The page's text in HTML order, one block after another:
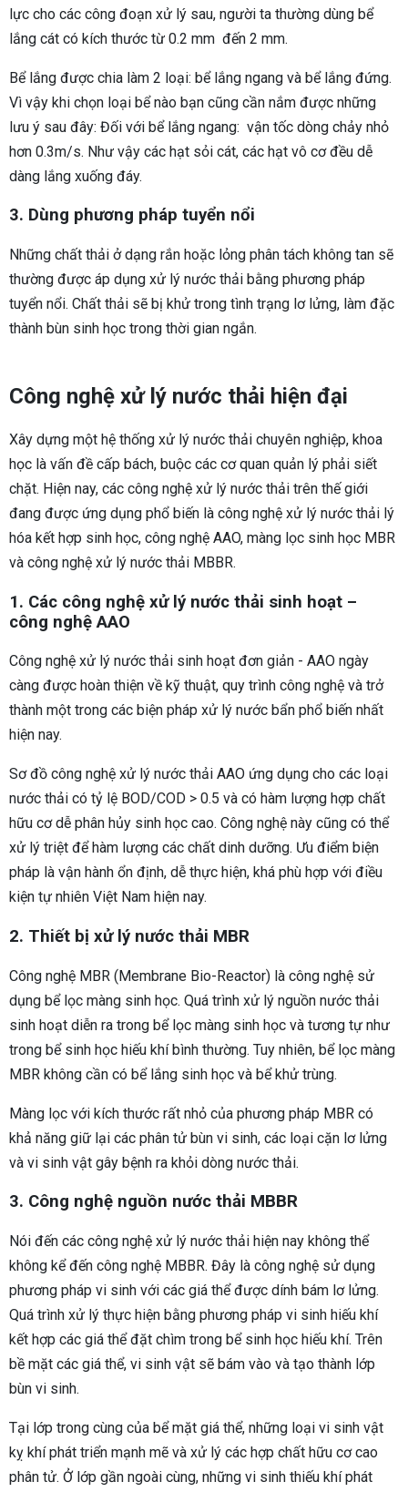
lực cho các công đoạn xử lý sau, người ta thường dùng bể
lắng cát có kích thước từ 0.2 mm đến 2 mm.
Bể lắng được chia làm 2 loại: bể lắng ngang và bể lắng đứng.
Vì vậy khi chọn loại bể nào bạn cũng cần nắm được những
lưu ý sau đây: Đối với bể lắng ngang: vận tốc dòng chảy nhỏ
hơn 0.3m/s. Như vậy các hạt sỏi cát, các hạt vô cơ đều dễ
dàng lắng xuống đáy.
3. Dùng phương pháp tuyển nổi
Những chất thải ở dạng rắn hoặc lỏng phân tách không tan sẽ
thường được áp dụng xử lý nước thải bằng phương pháp
tuyển nổi. Chất thải sẽ bị khử trong tình trạng lơ lửng, làm đặc
thành bùn sinh học trong thời gian ngắn.
Công nghệ xử lý nước thải hiện đại
Xây dựng một hệ thống xử lý nước thải chuyên nghiệp, khoa
học là vấn đề cấp bách, buộc các cơ quan quản lý phải siết
chặt. Hiện nay, các công nghệ xử lý nước thải trên thế giới
đang được ứng dụng phổ biến là công nghệ xử lý nước thải lý
hóa kết hợp sinh học, công nghệ AAO, màng lọc sinh học MBR
và công nghệ xử lý nước thải MBBR.
1. Các công nghệ xử lý nước thải sinh hoạt –
công nghệ AAO
Công nghệ xử lý nước thải sinh hoạt đơn giản - AAO ngày
càng được hoàn thiện về kỹ thuật, quy trình công nghệ và trở
thành một trong các biện pháp xử lý nước bẩn phổ biến nhất
hiện nay.
Sơ đồ công nghệ xử lý nước thải AAO ứng dụng cho các loại
nước thải có tỷ lệ BOD/COD > 0.5 và có hàm lượng hợp chất
hữu cơ dễ phân hủy sinh học cao. Công nghệ này cũng có thể
xử lý triệt để hàm lượng các chất dinh dưỡng. Ưu điểm biện
pháp là vận hành ổn định, dễ thực hiện, khá phù hợp với điều
kiện tự nhiên Việt Nam hiện nay.
2. Thiết bị xử lý nước thải MBR
Công nghệ MBR (Membrane Bio-Reactor) là công nghệ sử
dụng bể lọc màng sinh học. Quá trình xử lý nguồn nước thải
sinh hoạt diễn ra trong bể lọc màng sinh học và tương tự như
trong bể sinh học hiếu khí bình thường. Tuy nhiên, bể lọc màng
MBR không cần có bể lắng sinh học và bể khử trùng.
Màng lọc với kích thước rất nhỏ của phương pháp MBR có
khả năng giữ lại các phân tử bùn vi sinh, các loại cặn lơ lửng
và vi sinh vật gây bệnh ra khỏi dòng nước thải.
3. Công nghệ nguồn nước thải MBBR
Nói đến các công nghệ xử lý nước thải hiện nay không thể
không kể đến công nghệ MBBR. Đây là công nghệ sử dụng
phương pháp vi sinh với các giá thể được dính bám lơ lửng.
Quá trình xử lý thực hiện bằng phương pháp vi sinh hiếu khí
kết hợp các giá thể đặt chìm trong bể sinh học hiếu khí. Trên
bề mặt các giá thể, vi sinh vật sẽ bám vào và tạo thành lớp
bùn vi sinh.
Tại lớp trong cùng của bể mặt giá thể, những loại vi sinh vật
kỵ khí phát triển mạnh mẽ và xử lý các hợp chất hữu cơ cao
phân tử. Ở lớp gần ngoài cùng, những vi sinh thiếu khí phát